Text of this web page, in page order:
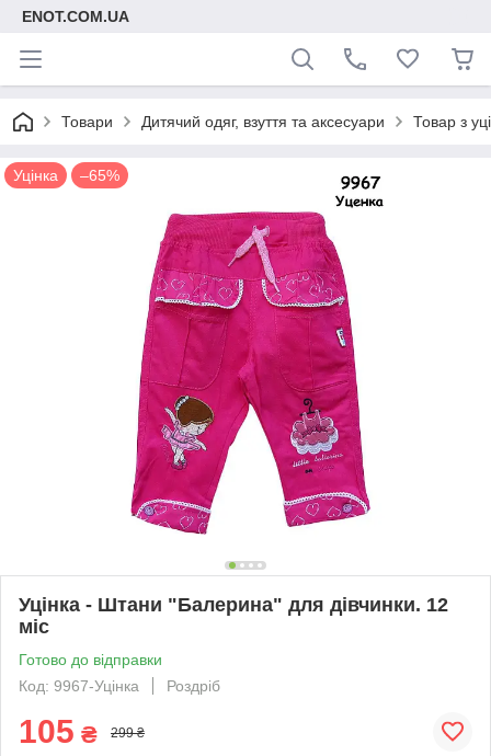
ENOT.COM.UA
Товари Дитячий одяг, взуття та аксесуари Товар з
Уцінка –65%
Уцінка - Штани "Балерина" для дівчинки. 12
міс
Готово до відправки
Код: 9967-Уцінка
Роздріб
105 ₴ 299 ₴